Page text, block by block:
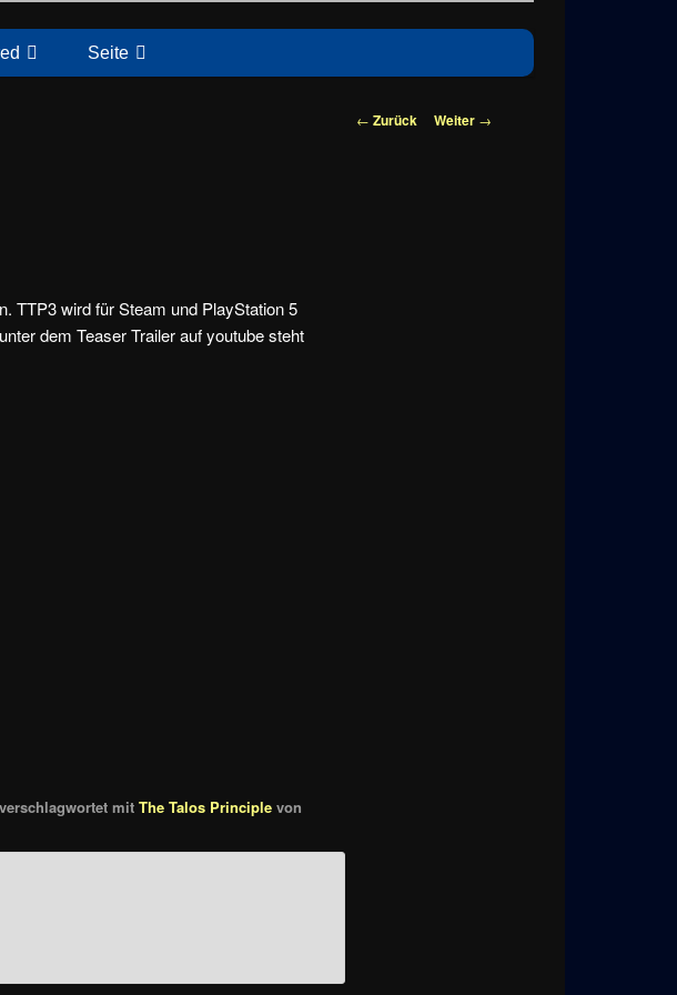
Seite
Beitragsnavigation
← Zurück Weiter →
TTP3 wird für Steam und PlayStation 5
dem Teaser Trailer auf youtube steht
mitThe Talos Principle von